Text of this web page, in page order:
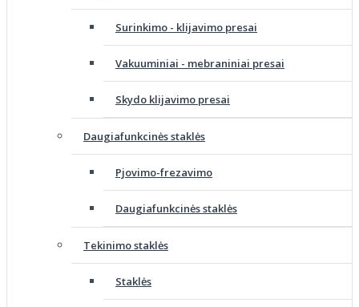
Surinkimo - klijavimo presai
Vakuuminiai - mebraniniai presai
Skydo klijavimo presai
Daugiafunkcinės staklės
Pjovimo-frezavimo
Daugiafunkcinės staklės
Tekinimo staklės
Staklės